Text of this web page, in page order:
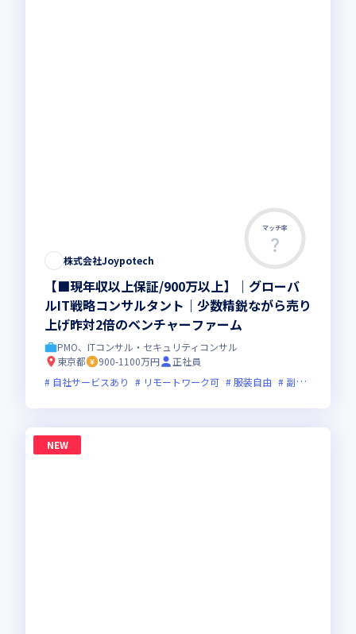
マッチ率
株式会社Joypotech
【■現年収以上保証/900万以上】｜グローバ
ルIT戦略コンサルタント｜少数精鋭ながら売り
上げ昨対2倍のベンチャーファーム
PMO、ITコンサル・セキュリティコンサル
東京都
900-1100万円
正社員
自社サービスあり
リモートワーク可 服装自由 副業可
NEW